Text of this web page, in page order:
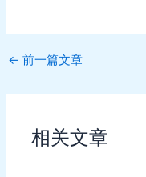
Post
← 前一篇文章
相关文章